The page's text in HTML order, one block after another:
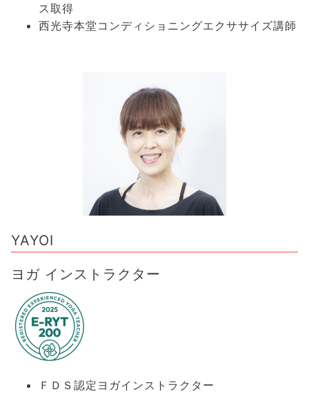
ス取得
西光寺本堂コンディショニングエクササイズ講師
YAYOI
ヨガ インストラクター
ＦＤＳ認定ヨガインストラクター